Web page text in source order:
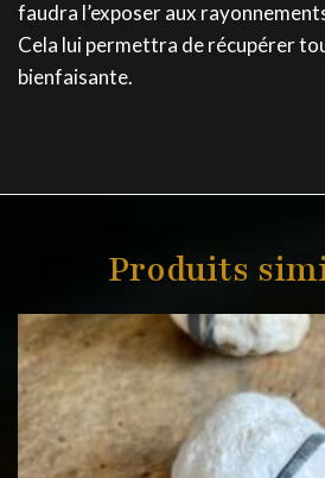
faudra l’exposer aux
Cela lui permettra de récupérer
bienfaisante.
Produits